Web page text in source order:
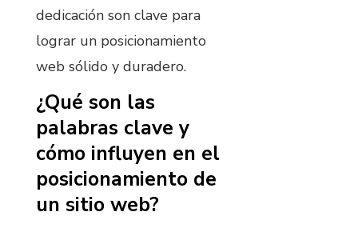
dedicación son clave para
lograr un posicionamiento
web sólido y duradero.
¿Qué son las
palabras clave y
cómo influyen en el
posicionamiento de
un sitio web?